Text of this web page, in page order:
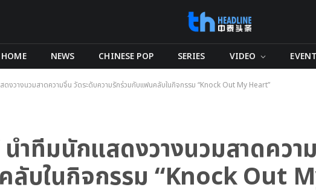
HOME NEWS CHINESE POP SERIES VIDEO EVENT
สดงวางนวมสาดความจิ้น วัดระดับความรักร่วมกับแฟนคลับในกิจกรรม “Knock Out My Heart”
นำทีมนักแสดงวางนวมสาดควา
ลับในกิจกรรม “Knock Out